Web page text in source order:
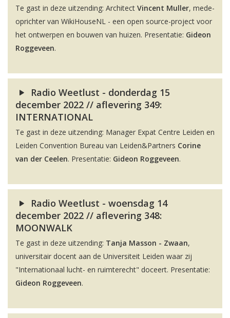
Te gast in deze uitzending: Architect Vincent Muller, mede-
oprichter van WikiHouseNL - een open source-project voor
het ontwerpen en bouwen van huizen. Presentatie: Gideon
Roggeveen.
Radio Weetlust - donderdag 15
december 2022 // aflevering 349:
INTERNATIONAL
Te gast in deze uitzending: Manager Expat Centre Leiden en
Leiden Convention Bureau van Leiden&Partners Corine
van der Ceelen. Presentatie: Gideon Roggeveen.
Radio Weetlust - woensdag 14
december 2022 // aflevering 348:
MOONWALK
Te gast in deze uitzending: Tanja Masson - Zwaan,
universitair docent aan de Universiteit Leiden waar zij
"Internationaal lucht- en ruimterecht" doceert. Presentatie:
Gideon Roggeveen.